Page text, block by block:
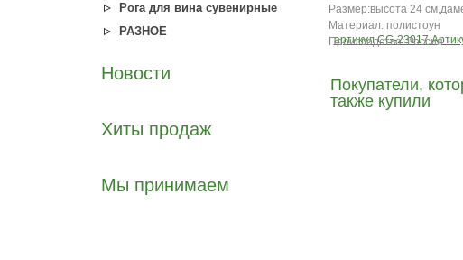
Рога для вина сувенирные
РАЗНОЕ
Новости
Хиты продаж
Мы принимаем
Размер:высота 24
Материал: полистоун
Производство: Россия
Покупатели,
также купили